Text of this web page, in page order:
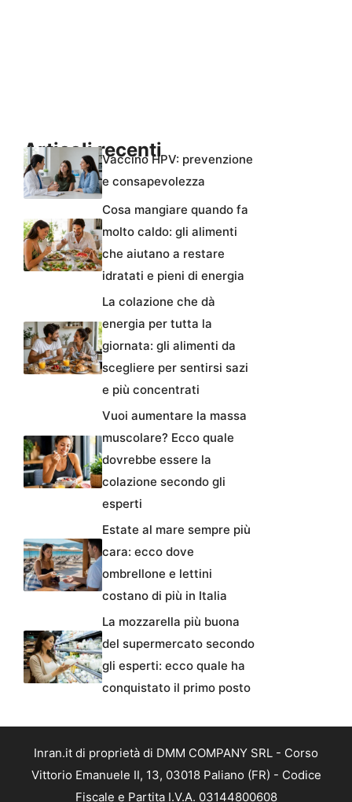
Articoli recentiVaccino HPV: prevenzione
e consapevolezza
Cosa mangiare quando fa
molto caldo: gli alimenti
che aiutano a restare
idratati e pieni di energia
La colazione che dà
energia per tutta la
giornata: gli alimenti da
scegliere per sentirsi sazi
e più concentrati
Vuoi aumentare la massa
muscolare? Ecco quale
dovrebbe essere la
colazione secondo gli
esperti
Estate al mare sempre più
cara: ecco dove
ombrellone e lettini
costano di più in Italia
La mozzarella più buona
del supermercato secondo
gli esperti: ecco quale ha
conquistato il primo posto
Inran.it di proprietà di DMM COMPANY SRL - Corso
Vittorio Emanuele II, 13, 03018 Paliano (FR) - Codice
Fiscale e Partita I.V.A. 03144800608